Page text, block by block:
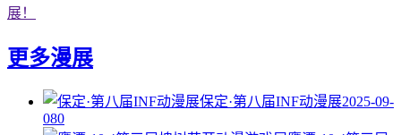
展！
更多漫展
保定·第八届INF动漫展2025-09-
080